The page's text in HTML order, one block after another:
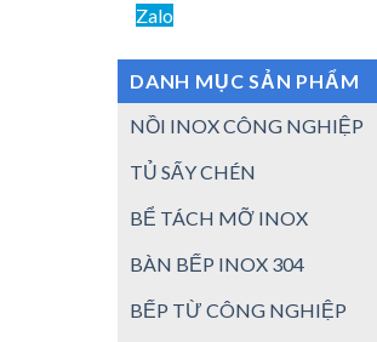
Zalo
DANH MỤC SẢN PHẨM
NỒI INOX CÔNG NGHIỆP
TỦ SẤY CHÉN
BỂ TÁCH MỠ INOX
BÀN BẾP INOX 304
BẾP TỪ CÔNG NGHIỆP